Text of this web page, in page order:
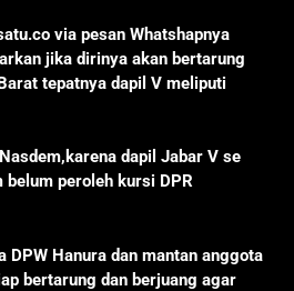
via pesan Whatshapnya
jika dirinya akan bertarung
tepatnya dapil V meliputi
dapil Jabar V se
belum peroleh kursi DPR
DPW Hanura dan mantan anggota
bertarung dan berjuang agar